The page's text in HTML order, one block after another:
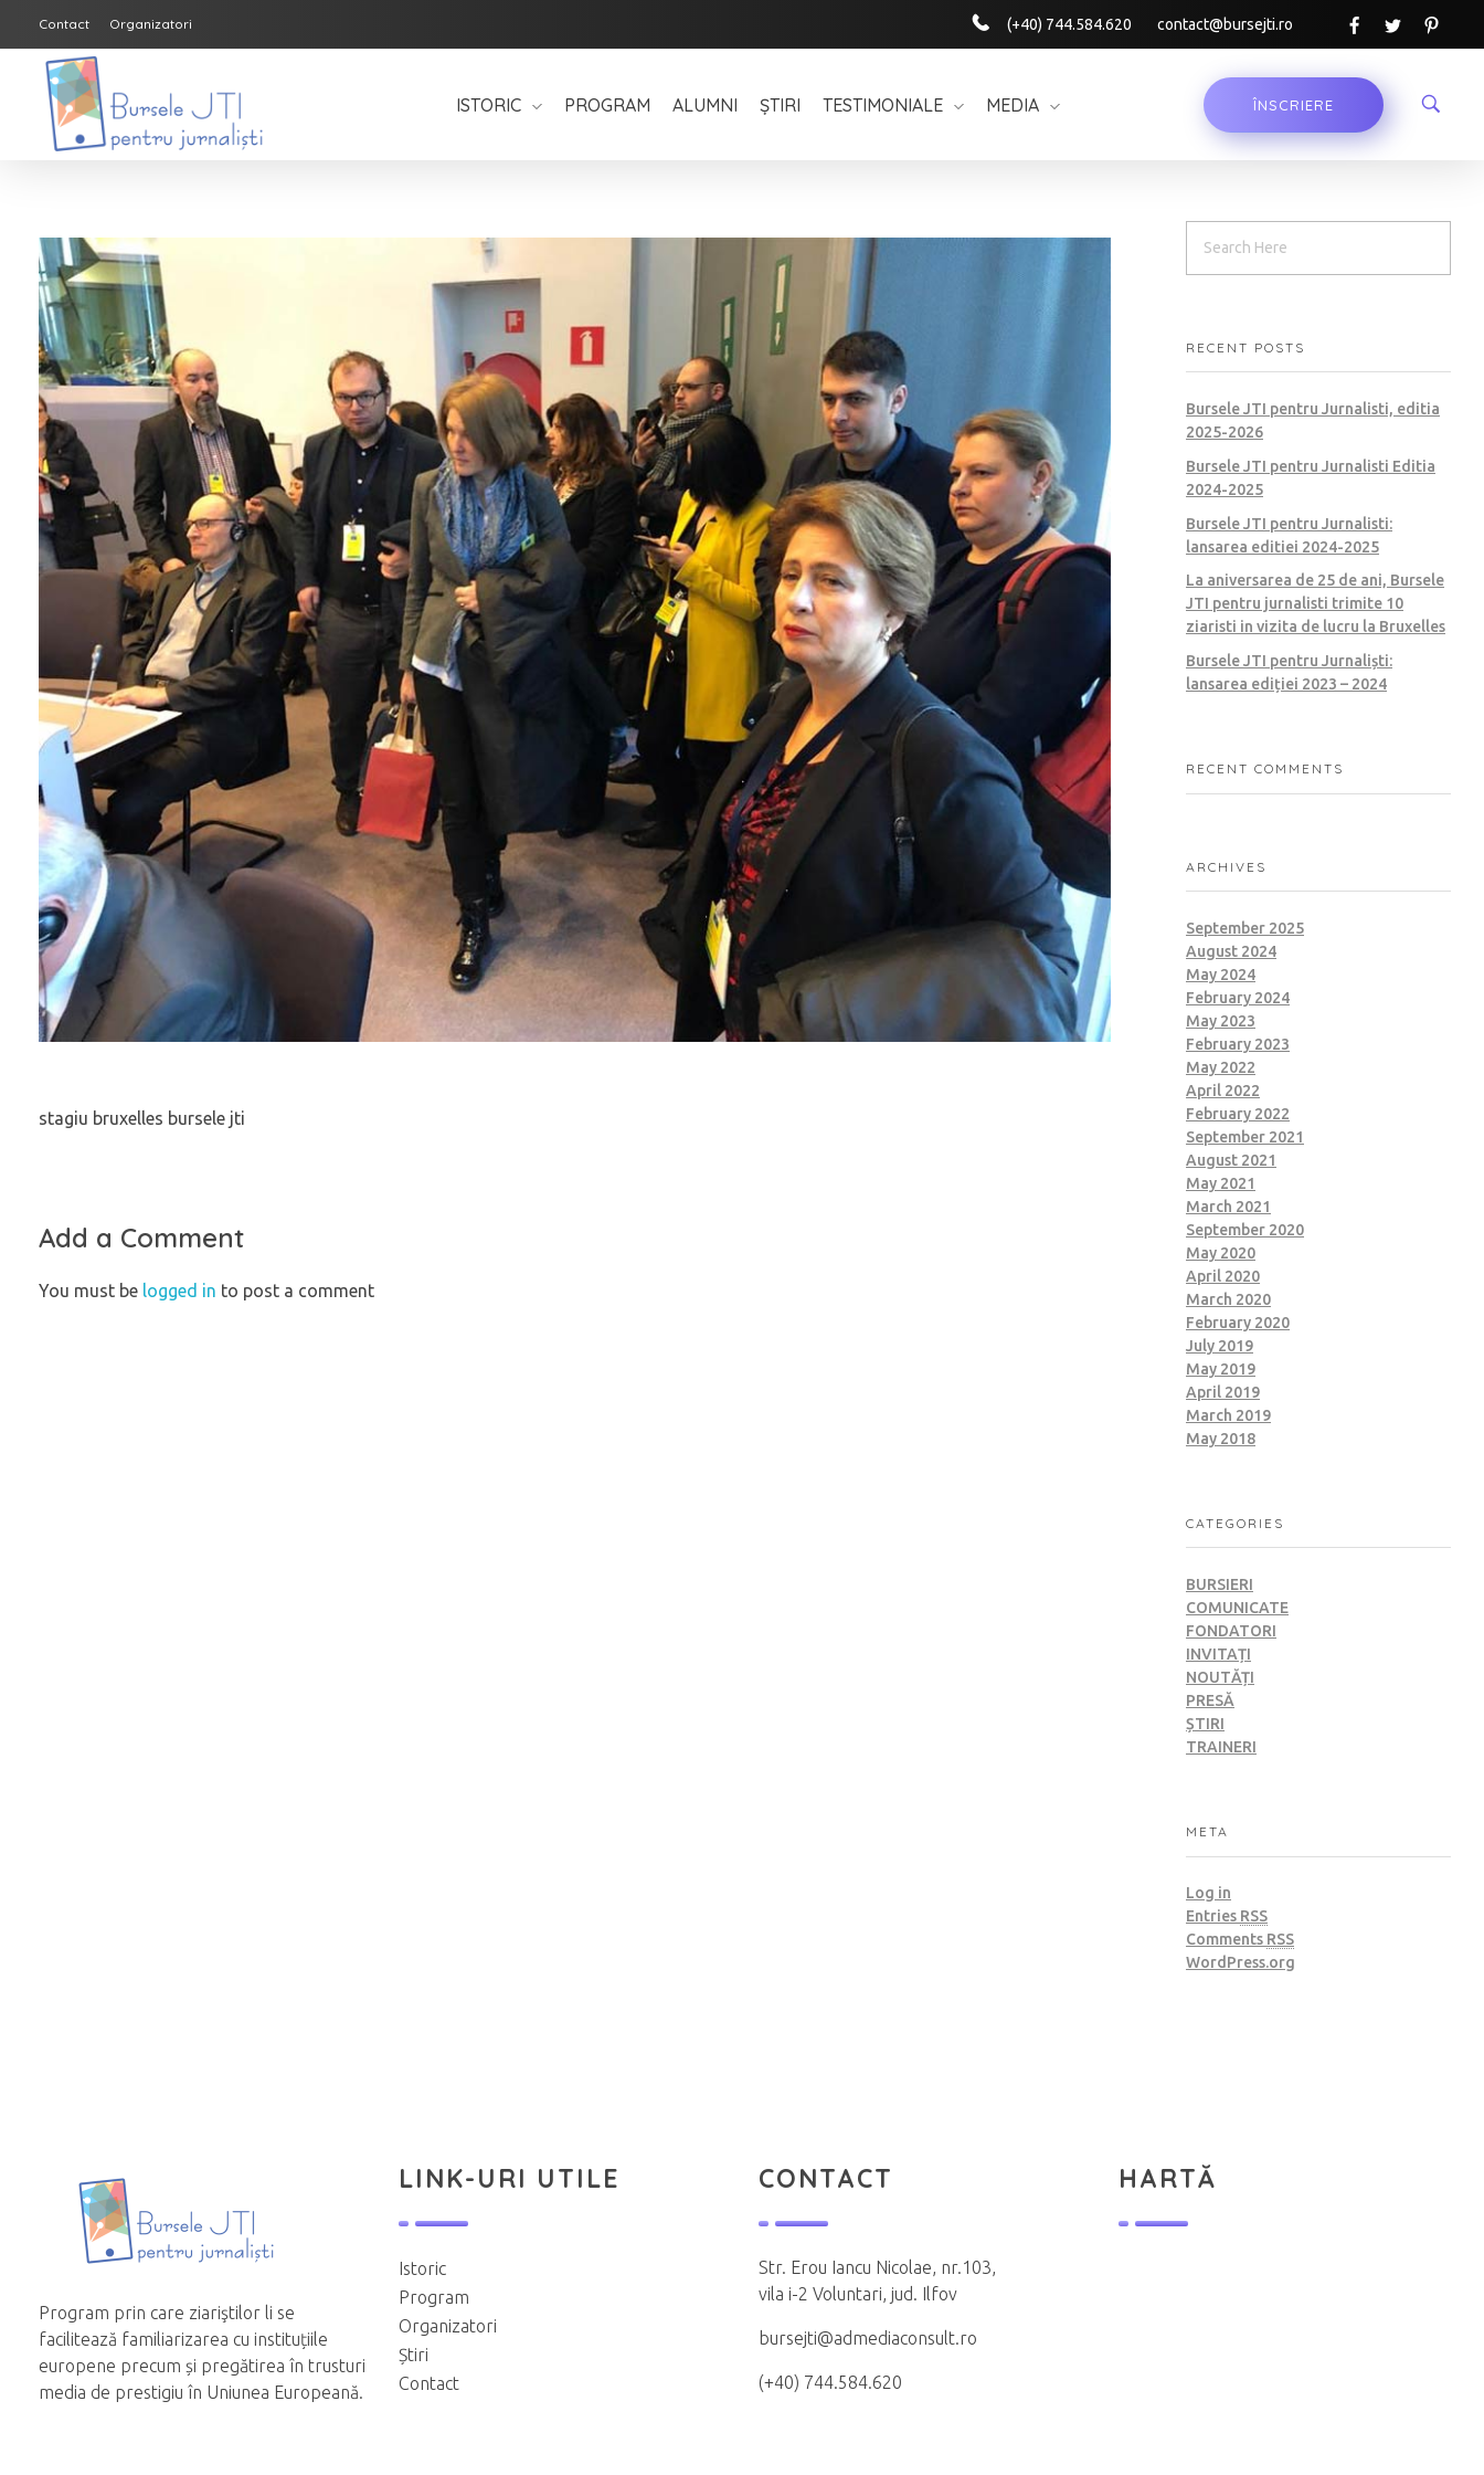
Contact Organizatori (+40) 744.584.620 contact@bursejti.ro
ÎNSCRIERE
ISTORIC PROGRAM ALUMNI ȘTIRI TESTIMONIALE MEDIA
stagiu bruxelles bursele jti
Add a Comment
You must be logged in to post a comment
RECENT POSTS
Bursele JTI pentru Jurnalisti, editia
2025-2026
Bursele JTI pentru Jurnalisti Editia
2024-2025
Bursele JTI pentru Jurnalisti:
lansarea editiei 2024-2025
La aniversarea de 25 de ani, Bursele
JTI pentru jurnalisti trimite 10
ziaristi in vizita de lucru la Bruxelles
Bursele JTI pentru Jurnaliști:
lansarea ediției 2023 – 2024
RECENT COMMENTS
ARCHIVES
September 2025
August 2024
May 2024
February 2024
May 2023
February 2023
May 2022
April 2022
February 2022
September 2021
August 2021
May 2021
March 2021
September 2020
May 2020
April 2020
March 2020
February 2020
July 2019
May 2019
April 2019
March 2019
May 2018
CATEGORIES
BURSIERI
COMUNICATE
FONDATORI
INVITAȚI
NOUTĂȚI
PRESĂ
ȘTIRI
TRAINERI
META
Log in
Entries RSS
Comments RSS
WordPress.org
Program prin care ziariştilor li se
facilitează familiarizarea cu instituțiile
europene precum și pregătirea în trusturi
media de prestigiu în Uniunea Europeană.
LINK-URI UTILE
Istoric
Program
Organizatori
Știri
Contact
CONTACT
Str. Erou Iancu Nicolae, nr.103,
vila i-2 Voluntari, jud. Ilfov
bursejti@admediaconsult.ro
(+40) 744.584.620
HARTĂ